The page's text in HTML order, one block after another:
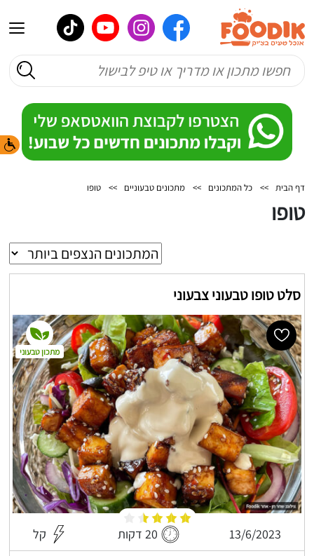
דף הבית >> כל המתכונים >> מתכונים טבעוניים >> טופו
טופו
סלט טופו טבעוני צבעוני
13/6/2023 20 דקות קל
מתכון טבעוני